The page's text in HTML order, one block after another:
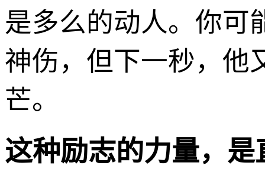
是多么的动人。你可
神伤，但下一秒，他
芒。
这种励志的力量，